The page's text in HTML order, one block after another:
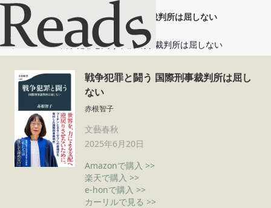
戦争犯罪と闘う 国際刑事裁判所は屈しない
ホーム 戦争犯罪と闘う 国際刑事裁判所は屈しない
戦争犯罪と闘う 国際刑事裁判所は屈し
ない
赤根智子
文藝春秋
2025年6月20日
Amazonで購入 >>
楽天で購入 >>
e-honで購入 >>
カーリルで見る >>